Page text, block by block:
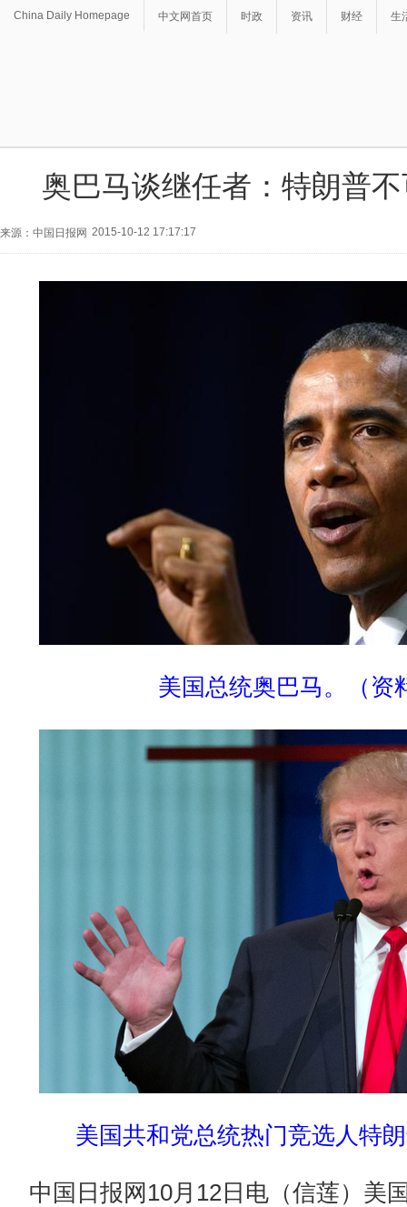
China Daily Homepage 中文网首页 时政 资讯 财经 生
奥巴马谈继任者：特朗普
来源：中国日报网 2015-10-12 17:17:17
美国总统奥巴马。（资
美国共和党总统热门竞选人特
中国日报网10月12日电（信莲）美